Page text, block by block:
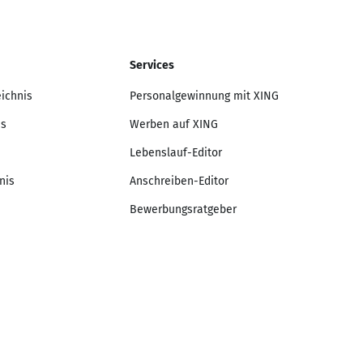
Services
Personalgewinnung mit XING
Werben auf XING
Lebenslauf-Editor
Anschreiben-Editor
Bewerbungsratgeber